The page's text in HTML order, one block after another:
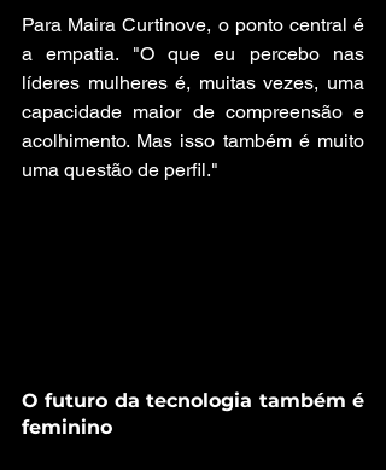
Para Maira Curtinove, o ponto central é
a empatia. "O que eu percebo nas
líderes mulheres é, muitas vezes, uma
capacidade maior de compreensão e
acolhimento. Mas isso também é muito
uma questão de perfil."
O futuro da tecnologia também é
feminino